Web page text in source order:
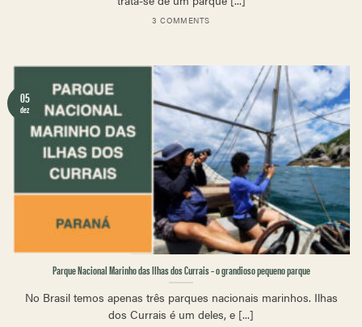
3 COMMENTS
Parque Nacional Marinho das Ilhas dos Currais – o grandioso pequeno parque
No Brasil temos apenas três parques nacionais marinhos. Ilhas
dos Currais é um deles, e [...]
05
dez